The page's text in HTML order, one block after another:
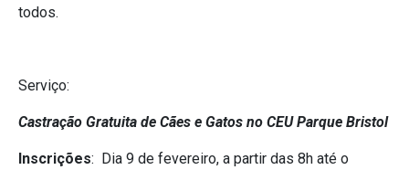
todos.
Serviço:
Castração Gratuita de Cães e Gatos no CEU Parque Bristol
Inscrições: Dia 9 de fevereiro, a partir das 8h até o